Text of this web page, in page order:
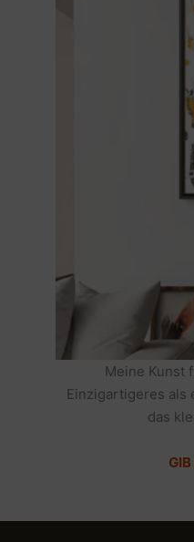
Meine Kunst
Einzigartigeres als
das